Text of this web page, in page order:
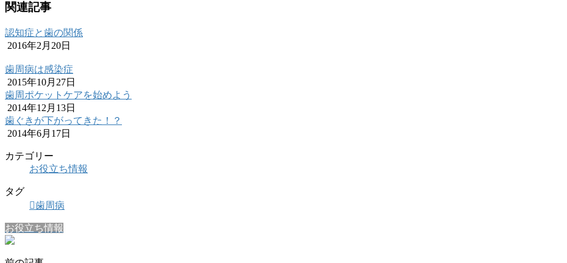
関連記事
認知症と歯の関係
2016年2月20日
歯周病は感染症
2015年10月27日
歯周ポケットケアを始めよう
2014年12月13日
歯ぐきが下がってきた！？
2014年6月17日
カテゴリー
お役立ち情報
タグ
歯周病
お役立ち情報